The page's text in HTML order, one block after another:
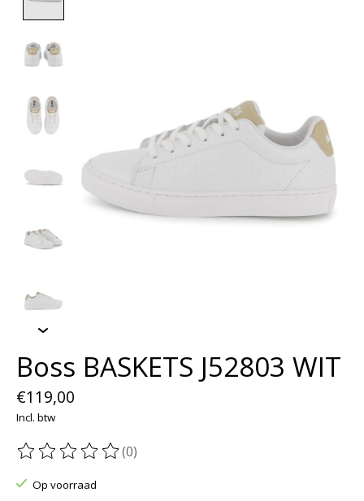
Boss BASKETS J52803 WIT
€119,00
Incl. btw
De beoordeling van dit product is
(0)
Op voorraad